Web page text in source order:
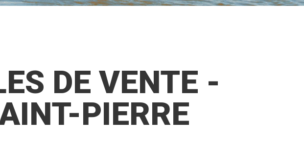
DE VENTE -
PIERRE